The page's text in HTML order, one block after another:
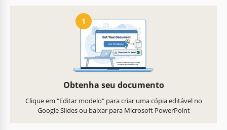
1
Obtenha seu documento
Clique em "Editar modelo" para criar uma cópia editável no
Google Slides ou baixar para Microsoft PowerPoint